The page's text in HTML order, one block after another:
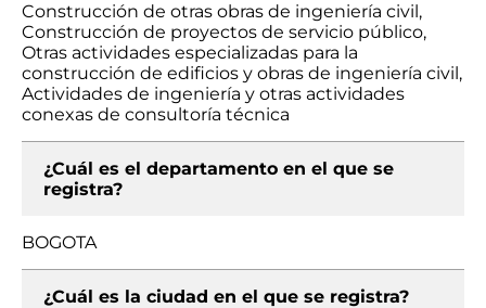
Construcción de otras obras de ingeniería civil,
Construcción de proyectos de servicio público,
Otras actividades especializadas para la
construcción de edificios y obras de ingeniería civil,
Actividades de ingeniería y otras actividades
conexas de consultoría técnica
¿Cuál es el departamento en el que se
registra?
BOGOTA
¿Cuál es la ciudad en el que se registra?